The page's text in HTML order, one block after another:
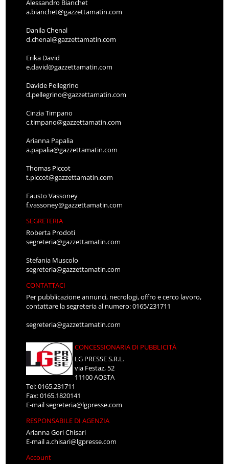
Alessandro Bianchet
a.bianchet@gazzettamatin.com
Danila Chenal
d.chenal@gazzettamatin.com
Erika David
e.david@gazzettamatin.com
Davide Pellegrino
d.pellegrino@gazzettamatin.com
Cinzia Timpano
c.timpano@gazzettamatin.com
Arianna Papalia
a.papalia@gazzettamatin.com
Thomas Piccot
t.piccot@gazzettamatin.com
Fausto Vassoney
f.vassoney@gazzettamatin.com
SEGRETERIA
Roberta Prodoti
segreteria@gazzettamatin.com
Stefania Muscolo
segreteria@gazzettamatin.com
CONTATTACI
Per pubblicazione annunci, necrologi, offro e cerco lavoro,
contattare la segreteria al numero: 0165/231711
segreteria@gazzettamatin.com
CONCESSIONARIA DI PUBBLICITÀ
LG PRESSE S.R.L.
via Festaz, 52
11100 AOSTA
Tel: 0165.231711
Fax: 0165.1820141
E-mailsegreteria@lgpresse.com
RESPONSABILE DI AGENZIA
Arianna Gori Chisari
E-maila.chisari@lgpresse.com
Account